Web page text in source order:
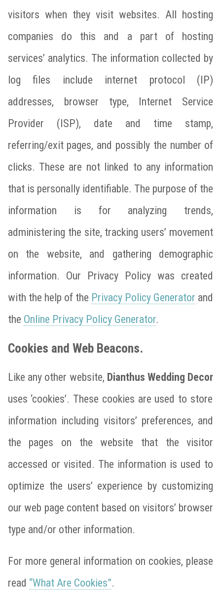
visitors when they visit websites. All hosting
companies do this and a part of hosting
services’ analytics. The information collected by
log files include internet protocol (IP)
addresses, browser type, Internet Service
Provider (ISP), date and time stamp,
referring/exit pages, and possibly the number of
clicks. These are not linked to any information
that is personally identifiable. The purpose of the
information is for analyzing trends,
administering the site, tracking users’ movement
on the website, and gathering demographic
information. Our Privacy Policy was created
with the help of the Privacy Policy Generator and
the Online Privacy Policy Generator.
Cookies and Web Beacons.
Like any other website, Dianthus Wedding Decor
uses ‘cookies’. These cookies are used to store
information including visitors’ preferences, and
the pages on the website that the visitor
accessed or visited. The information is used to
optimize the users’ experience by customizing
our web page content based on visitors’ browser
type and/or other information.
For more general information on cookies, please
read “What Are Cookies”.